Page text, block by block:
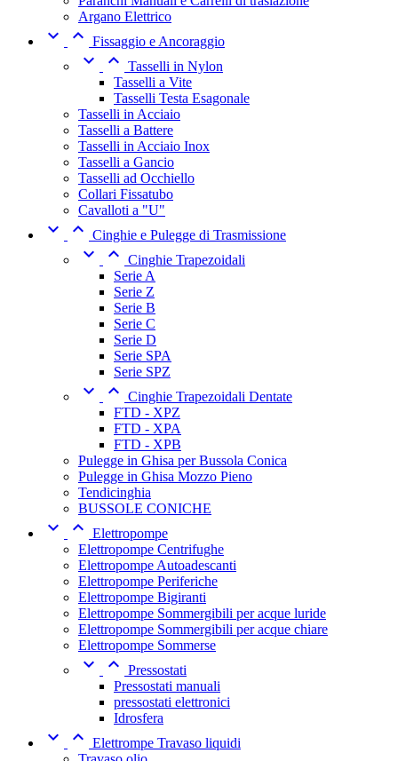
Argano Elettrico
  Fissaggio e Ancoraggio
  Tasselli in Nylon
Tasselli a Vite
Tasselli Testa Esagonale
Tasselli in Acciaio
Tasselli a Battere
Tasselli in Acciaio Inox
Tasselli a Gancio
Tasselli ad Occhiello
Collari Fissatubo
Cavalloti a "U"
  Cinghie e Pulegge di Trasmissione
  Cinghie Trapezoidali
Serie A
Serie Z
Serie B
Serie C
Serie D
Serie SPA
Serie SPZ
  Cinghie Trapezoidali Dentate
FTD - XPZ
FTD - XPA
FTD - XPB
Pulegge in Ghisa per Bussola Conica
Pulegge in Ghisa Mozzo Pieno
Tendicinghia
BUSSOLE CONICHE
  Elettropompe
Elettropompe Centrifughe
Elettropompe Autoadescanti
Elettropompe Periferiche
Elettropompe Bigiranti
Elettropompe Sommergibili per acque luride
Elettropompe Sommergibili per acque chiare
Elettropompe Sommerse
  Pressostati
Pressostati manuali
pressostati elettronici
Idrosfera
  Elettrompe Travaso liquidi